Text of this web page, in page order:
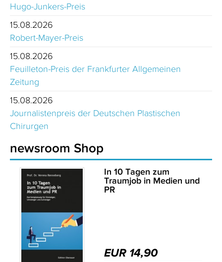
Hugo-Junkers-Preis
15.08.2026
Robert-Mayer-Preis
15.08.2026
Feuilleton-Preis der Frankfurter Allgemeinen
Zeitung
15.08.2026
Journalistenpreis der Deutschen Plastischen
Chirurgen
newsroom Shop
In 10 Tagen zum
Traumjob in Medien und
PR
EUR 14,90